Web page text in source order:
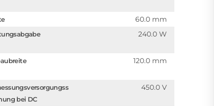
60.0 mm
240.0 W
120.0 mm
bei DC
450.0 V